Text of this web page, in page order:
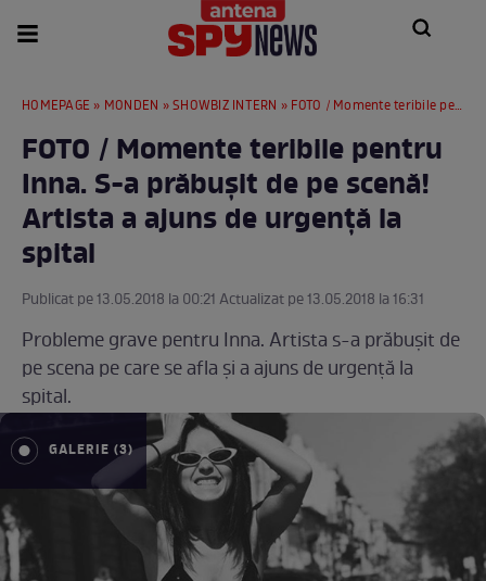
HOMEPAGE » MONDEN »SHOWBIZ INTERN » FOTO / Momente teribile pentru Inna. S-a prăbuşit de pe scenă! Artista a ajuns de urgenţă la spital
FOTO / Momente teribile pentru
Inna. S-a prăbuşit de pe scenă!
Artista a ajuns de urgenţă la
spital
Publicat pe 13.05.2018 la 00:21 Actualizat pe 13.05.2018 la 16:31
Probleme grave pentru Inna. Artista s-a prăbușit de
pe scena pe care se afla și a ajuns de urgenţă la
spital.
GALERIE (3)